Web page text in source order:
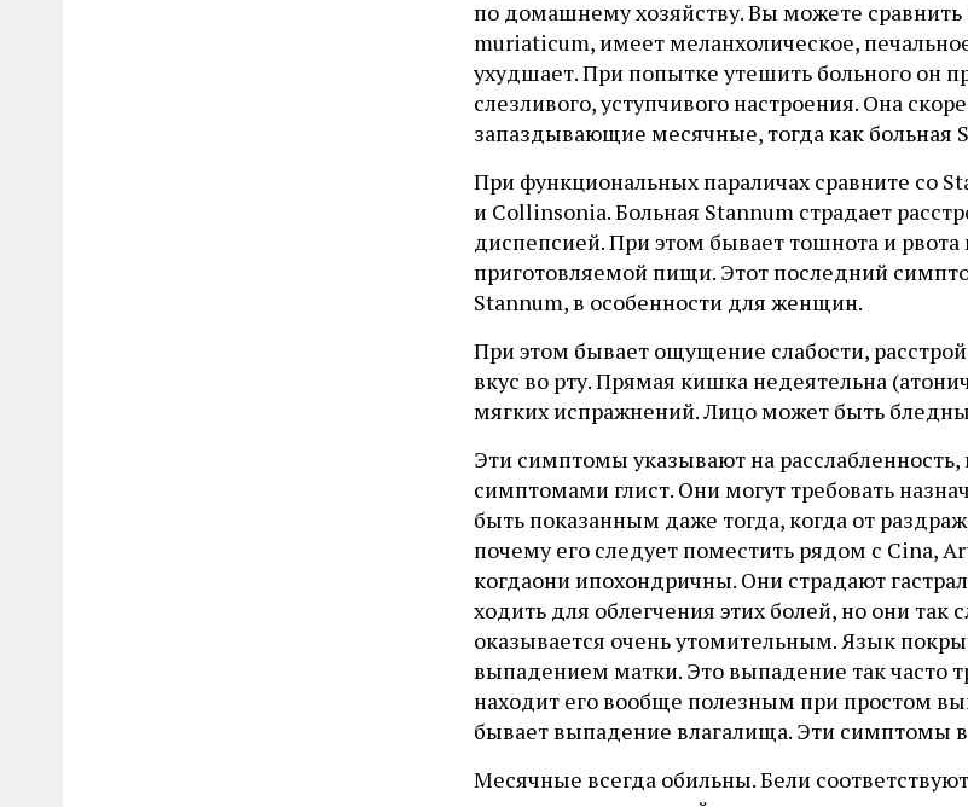
по домашнему хозяйству. Вы можете
muriaticum, имеет меланхолическое,
ухудшает. При попытке утешить больного он
слезливого, уступчивого настроения. Она
запаздывающие месячные, тогда как больная
При функциональных параличах сравните со
и Collinsonia. Больная Stannum страдает
диспепсией. При этом бывает тошнота и
приготовляемой пищи. Этот последний
Stannum, в особенности для женщин.
При этом бывает ощущение слабости,
вкус во рту. Прямая кишка недеятельна
мягких испражнений. Лицо может быть
Эти симптомы указывают на
симптомами глист. Они могут требовать
быть показанным даже тогда, когда от
почему его следует поместить рядом с Cina,
когдаони ипохондричны. Они страдают
ходить для облегчения этих болей, но они
оказывается очень утомительным. Язык
выпадением матки. Это выпадение так часто
находит его вообще полезным при простом
бывает выпадение влагалища. Эти симптомы
Месячные всегда обильны. Бели